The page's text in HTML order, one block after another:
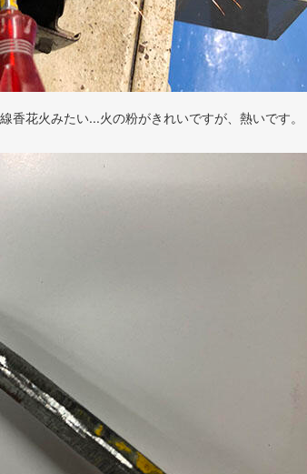
香花火みたい...火の粉がきれいですが、熱いです。